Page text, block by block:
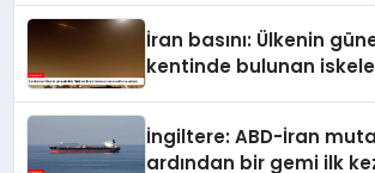
İran basını: Ülkenin
kentinde bulunan iskele
İngiltere: ABD-İran
ardından bir gemi ilk